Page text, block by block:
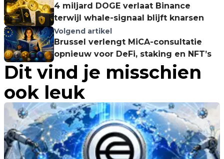
4 miljard DOGE verlaat Binance
terwijl whale-signaal blijft knarsen
Volgend artikel
Brussel verlengt MiCA-consultatie
opnieuw voor DeFi, staking en NFT’s
Dit vind je misschien
ook leuk